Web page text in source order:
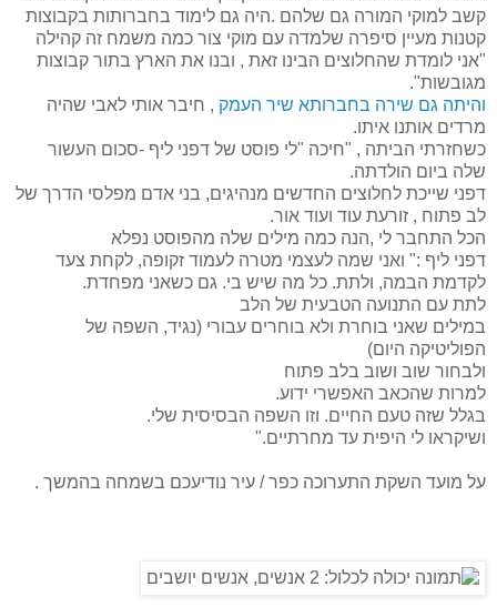
קשב למוקי המורה גם שלהם .היה גם לימוד בחברותות בקבוצות
קטנות מעיין סיפרה שלמדה עם מוקי צור כמה משמח זה קהילה
"אני לומדת שהחלוצים הבינו זאת , ובנו את הארץ בתור קבוצות
מגובשות".
והיתה גם שירה בחברותא שיר העמק , חיבר אותי לאבי שהיה
מרדים אותנו איתו.
כשחזרתי הביתה , "חיכה "לי פוסט של דפני ליף -סכום העשור
שלה ביום הולדתה.
דפני שייכת לחלוצים החדשים מנהיגים, בני אדם מפלסי הדרך של
לב פתוח , זורעת עוד ועוד אור.
הכל התחבר לי ,הנה כמה מילים שלה מהפוסט נפלא
דפני ליף :" ואני שמה לעצמי מטרה לעמוד זקופה, לקחת צעד
לקדמת הבמה, ולתת. כל מה שיש בי. גם כשאני מפחדת.
לתת עם התנועה הטבעית של הלב
במילים שאני בוחרת ולא בוחרים עבורי (נגיד, השפה של
הפוליטיקה היום)
ולבחור שוב ושוב בלב פתוח
למרות שהכאב האפשרי ידוע.
בגלל שזה טעם החיים. וזו השפה הבסיסית שלי.
ושיקראו לי היפית עד מחרתיים."
על מועד השקת התערוכה כפר / עיר נודיעכם בשמחה בהמשך .